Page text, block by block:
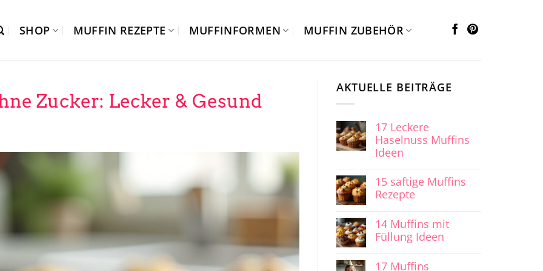
SHOP MUFFIN REZEPTE MUFFINFORMEN MUFFIN ZUBEHÖR
Zucker: Lecker & Gesund
AKTUELLE BEITRÄGE
17 Leckere
Haselnuss Muffins
Ideen
15 saftige Muffins
Rezepte
14 Muffins mit
Füllung Ideen
17 Muffins